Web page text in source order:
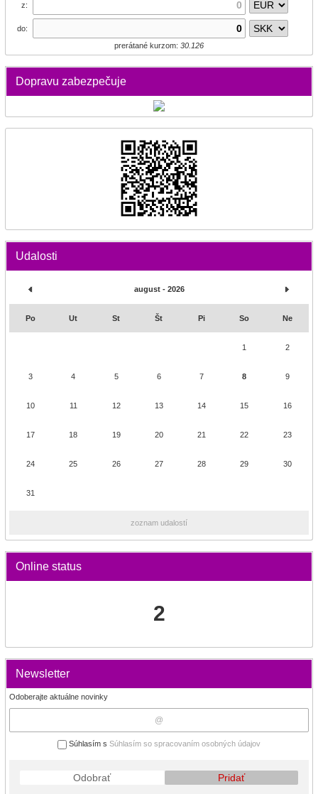
z:
do:
prerátané kurzom: 30.126
Dopravu zabezpečuje
Udalosti
august - 2026
Po Ut St Št Pi So Ne
1 2
3 4 5 6 7 8 9
10 11 12 13 14 15 16
17 18 19 20 21 22 23
24 25 26 27 28 29 30
31
zoznam udalostí
Online status
2
Newsletter
Odoberajte aktuálne novinky
Súhlasím s Súhlasím so spracovaním osobných údajov
Odobrať Pridať